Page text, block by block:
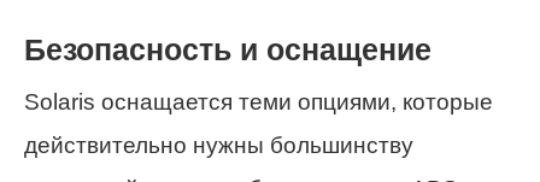
Безопасность и оснащение
Solaris оснащается теми опциями, которые
действительно нужны большинству